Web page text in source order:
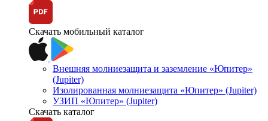
Скачать мобильный каталог
Внешняя молниезащита и заземление «Юпитер»
(Jupiter)
Изолированная молниезащита «Юпитер» (Jupiter)
УЗИП «Юпитер» (Jupiter)
Скачать каталог